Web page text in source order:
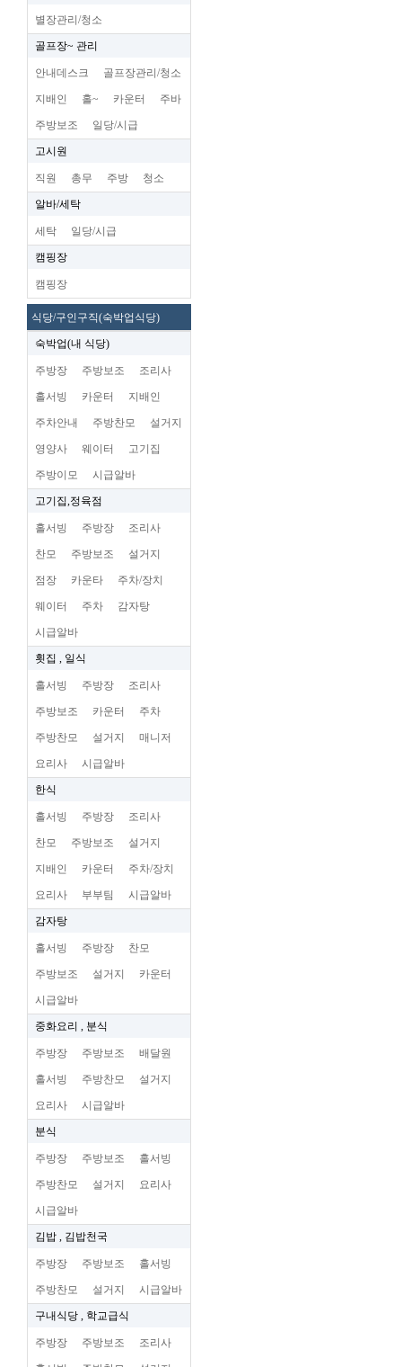
별장관리/청소
골프장~ 관리
안내데스크 골프장관리/청소
지배인 홀~ 카운터 주바
주방보조 일당/시급
고시원
직원 총무 주방 청소
알바/세탁
세탁 일당/시급
캠핑장
캠핑장
식당/구인구직(숙박업식당)
숙박업(내 식당)
주방장 주방보조 조리사
홀서빙 카운터 지배인
주차안내 주방찬모 설거지
영양사 웨이터 고기집
주방이모 시급알바
고기집,정육점
홀서빙 주방장 조리사
찬모 주방보조 설거지
점장 카운타 주차/장치
웨이터 주차 감자탕
시급알바
횟집 , 일식
홀서빙 주방장 조리사
주방보조 카운터 주차
주방찬모 설거지 매니저
요리사 시급알바
한식
홀서빙 주방장 조리사
찬모 주방보조 설거지
지배인 카운터 주차/장치
요리사 부부팀 시급알바
감자탕
홀서빙 주방장 찬모
주방보조 설거지 카운터
시급알바
중화요리 , 분식
주방장 주방보조 배달원
홀서빙 주방찬모 설거지
요리사 시급알바
분식
주방장 주방보조 홀서빙
주방찬모 설거지 요리사
시급알바
김밥 , 김밥천국
주방장 주방보조 홀서빙
주방찬모 설거지 시급알바
구내식당 , 학교급식
주방장 주방보조 조리사